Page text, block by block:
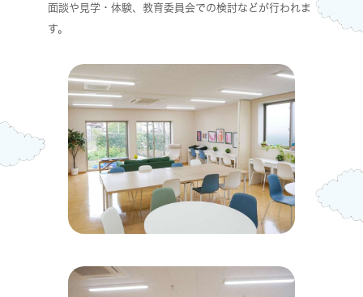
面談や見学・体験、教育委員会での検討などが行われま
す。